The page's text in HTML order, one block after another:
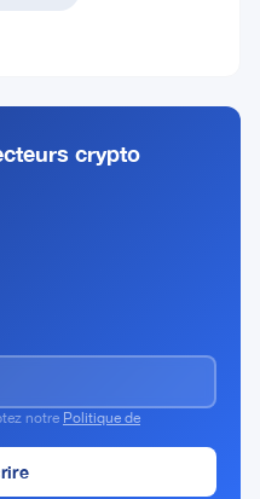
crypto
notre Politique de